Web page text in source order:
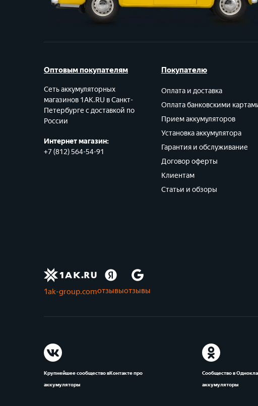
Оптовым покупателям
Сеть аккумуляторных
магазинов 1AK.RU в Санкт-
Петербурге с доставкой по
России
Интернет магазин:
+7 (812) 564-54-91
Покупателю
Оплата и доставка
Оплата банковскими
Прием аккумуляторов
Установка аккумулятора
Гарантия и обслуживание
Договор оферты
Клиентам
Статьи и обзоры
1ak-group.comотзывыотзывы
Крупнейшее сообщество вКонтакте про
аккумуляторы
Сообщество в
аккумуляторы